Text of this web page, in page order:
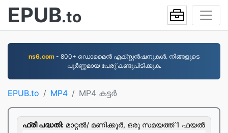
EPUB.to
ns6.com - 800+ ഡൊമൈന്‍ എക്സ്റ്റന്‍ഷനുകള്‍. നിങ്ങളുടെ
പൂര്‍ണ്ണമായ പേരു് കണ്ടുപിടിക്കുക.
EPUB.to MP4 MP4 കട്ടർ
ഫ്രീ പദ്ധതി: മാറ്റല്‍/ മണിക്കൂര്‍, ഒരു സമയത്ത് 1 ഫയല്‍